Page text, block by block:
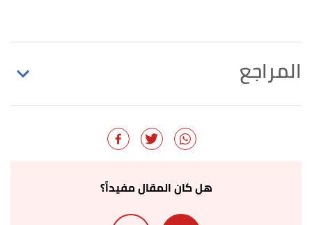
المراجع
Retrieved 23/3/2022. Edited.
thenerdyfarmwife, Retrieved 9/3/2022.هل كان المقال مفيداً؟